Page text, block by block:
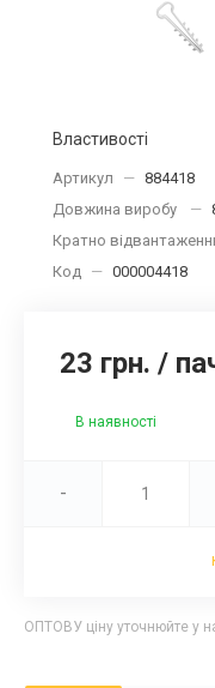
Властивості
Артикул — 884418
Довжина виробу
—
Кратно
Код — 000004418
23 грн. /
В наявності
-
ОПТОВУ ціну уточнюйте у